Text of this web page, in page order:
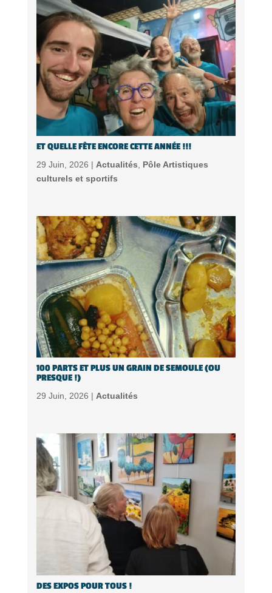
ET QUELLE FÊTE ENCORE CETTE ANNÉE !!!
29 Juin, 2026 | Actualités
Pôle Artistiques
culturels et sportifs
100 PARTS ET PLUS UN GRAIN DE SEMOULE (OU
PRESQUE !)
29 Juin, 2026 | Actualités
DES EXPOS POUR TOUS !